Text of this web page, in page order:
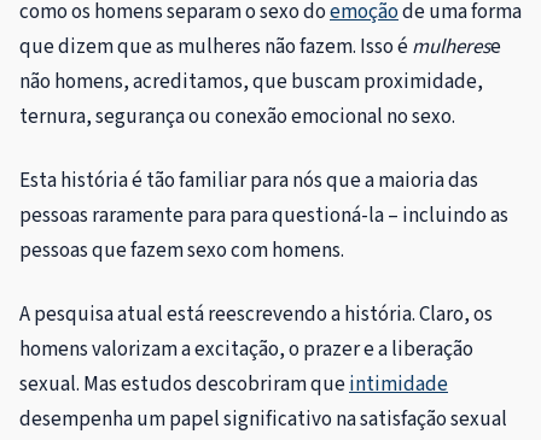
como os homens separam o sexo doemoçãode uma forma
que dizem que as mulheres não fazem. Isso émulherese
não homens, acreditamos, que buscam proximidade,
ternura, segurança ou conexão emocional no sexo.
Esta história é tão familiar para nós que a maioria das
pessoas raramente para para questioná-la – incluindo as
pessoas que fazem sexo com homens.
A pesquisa atual está reescrevendo a história. Claro, os
homens valorizam a excitação, o prazer e a liberação
sexual. Mas estudos descobriram queintimidade
desempenha um papel significativo na satisfação sexual